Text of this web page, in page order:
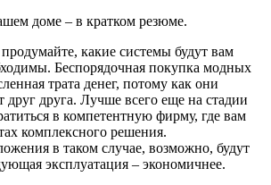
доме – в кратком резюме.
какие системы будут вам
Беспорядочная покупка модных
трата денег, потому как они
друг друга. Лучше всего еще на стадии
в компетентную фирму, где вам
комплексного решения.
в таком случае, возможно, будут
эксплуатация – экономичнее.